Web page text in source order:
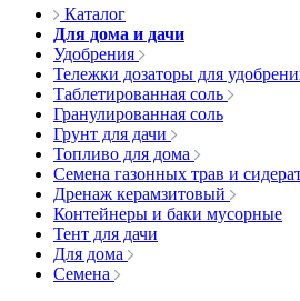
Каталог
Для дома и дачи
Удобрения
Тележки дозаторы для
Таблетированная соль
Гранулированная соль
Грунт для дачи
Топливо для дома
Семена газонных трав и
Дренаж керамзитовый
Контейнеры и баки мусорные
Тент для дачи
Для дома
Семена